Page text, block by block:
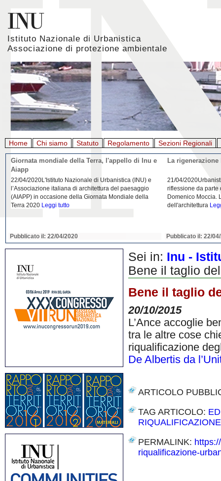
Istituto Nazionale di Urbanistica
Associazione di protezione ambientale
Home Chi siamo Statuto Regolamento Sezioni Regionali
Giornata mondiale della Terra, l'appello di Inu e
Aiapp
22/04/2020L'Istituto Nazionale di Urbanistica (INU) e
l’Associazione italiana di architettura del paesaggio
(AIAPP) in occasione della Giornata Mondiale della
Terra 2020 Leggi tutto
Pubblicato il: 22/04/2020
La
21/04/
riflessione da parte
Domenico Moccia.
dell'architettura
Pubblicato il: 22/
Sei in: Inu -
Bene il taglio
Bene il taglio
20/10/2015
L’Ance accoglie
tra le altre cose
riqualificazione
De Albertis da
ARTICOLO
TAG ARTICOLO:
RIQUALIFICAZIONE
PERMALINK:
riqualificazione-